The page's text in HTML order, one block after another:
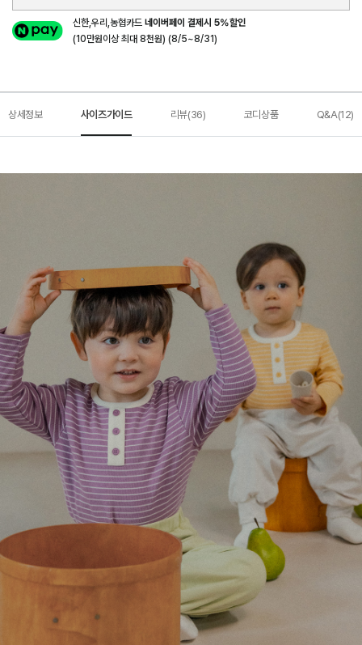
신한,우리,농협카드네이버페이 결제시 5%할인
(10만원이상 최대 8천원) (8/5~8/31)
상세정보 사이즈가이드 리뷰(36) 코디상품 Q&A(12)